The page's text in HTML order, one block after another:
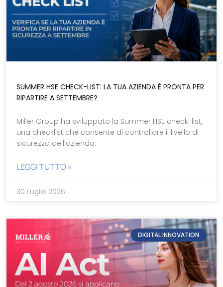
SUMMER HSE CHECK-LIST: LA TUA AZIENDA È PRONTA PER
RIPARTIRE A SETTEMBRE?
Miller Group ha sviluppato la Summer HSE check-list,
una checklist che consente di controllare il livello di
sicurezza dell’azienda.
LEGGI TUTTO »
30 Luglio 2026
DIGITAL INNOVATION